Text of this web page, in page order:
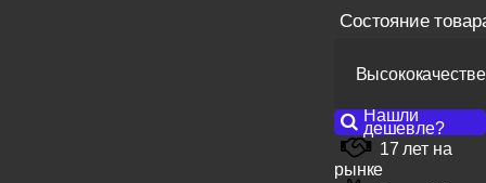
Состояние
Нашли
дешевле?
17 лет на
рынке